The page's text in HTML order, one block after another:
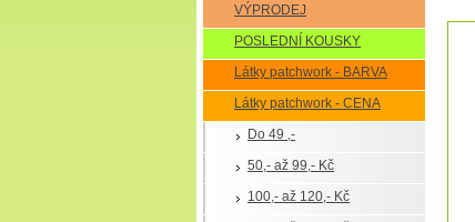
VÝPRODEJ
POSLEDNÍ KOUSKY
Látky patchwork - BARVA
Látky patchwork - CENA
Do 49 ,-
50,- až 99,- Kč
100,- až 120,- Kč